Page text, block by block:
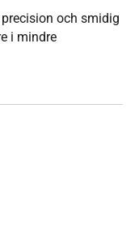
och smidig
i mindre